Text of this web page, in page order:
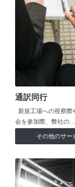
通訳同行
新規工場への視察際
会を参加際、弊社の…
その他のサー